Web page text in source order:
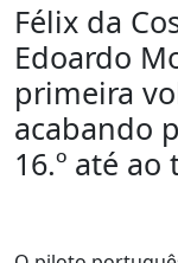
Félix da
Edoardo
primeira
acabando
16.º até ao